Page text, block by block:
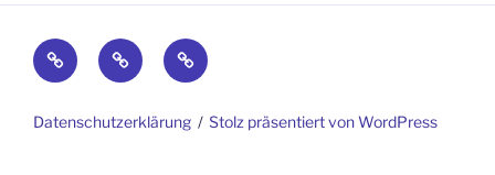
ImpressumKontakt Datenschutzerklärung
Datenschutzerklärung Stolz präsentiert von WordPress